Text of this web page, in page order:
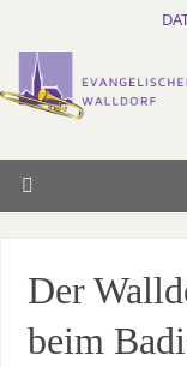
Der
beim